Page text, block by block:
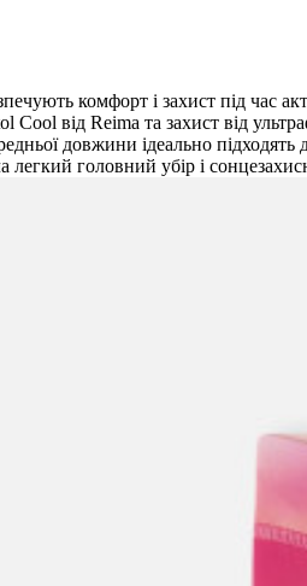
комфорт і захист під час
від Reima та захист від
довжини ідеально
головний убір і